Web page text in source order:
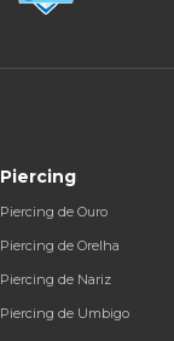
Piercing
Piercing de Ouro
Piercing de Orelha
Piercing de Nariz
Piercing de Umbigo